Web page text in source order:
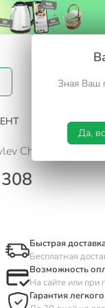
Зная Ваш
Да,
САД И
Chef, Fusion,
Быстрая
Бесплатная
Возможность
На сайте или при
Гарантия